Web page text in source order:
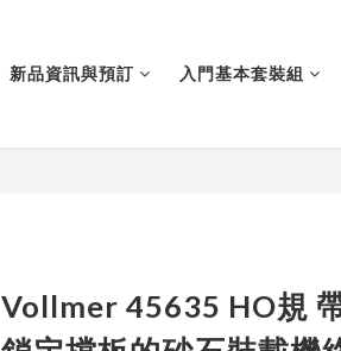
新品資訊與預訂 入門基本套裝組
Vollmer 45635 HO規